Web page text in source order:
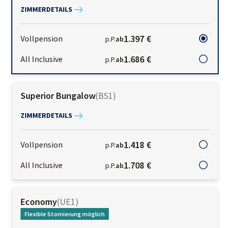
ZIMMERDETAILS
Vollpension p.P.ab1.397 €
All Inclusive p.P.ab1.686 €
Superior Bungalow(BS1)
ZIMMERDETAILS
Vollpension p.P.ab1.418 €
All Inclusive p.P.ab1.708 €
Economy(UE1)
Flexible Stornierung möglich